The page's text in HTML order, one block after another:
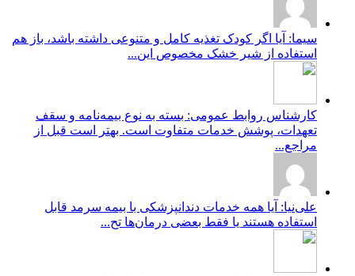
سیما: آیا اگر کودک تغذیه کامل و متنوعی داشته باشد، باز هم
استفاده از شیر خشک مخصوص این...
کارشناس روابط عمومی: بسته به نوع بیمه‌نامه و سقف
تعهدات، پوشش خدمات متفاوت است. بهتر است قبل از
مراجع...
علی‌نیا: آیا همه خدمات دندانپزشکی با بیمه سرمد قابل
استفاده هستند یا فقط بعضی درمان‌ها تح...